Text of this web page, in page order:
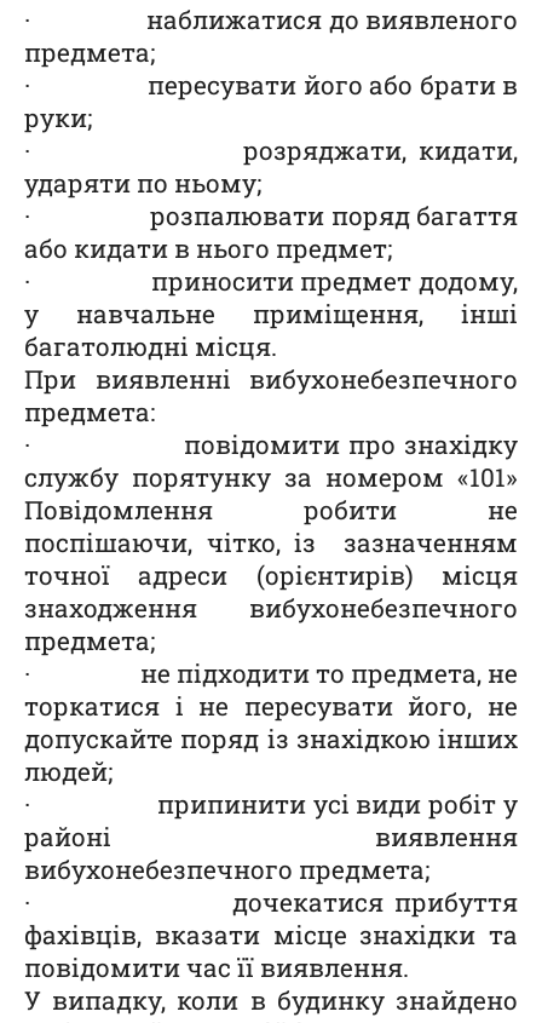
· наближатися до виявленого
предмета;
· пересувати його або брати в
руки;
· розряджати, кидати,
ударяти по ньому;
· розпалювати поряд багаття
або кидати в нього предмет;
· приносити предмет додому,
у навчальне приміщення, інші
багатолюдні місця.
При виявленні вибухонебезпечного
предмета:
· повідомити про знахідку
службу порятунку за номером «101»
Повідомлення робити не
поспішаючи, чітко, із зазначенням
точної адреси (орієнтирів) місця
знаходження вибухонебезпечного
предмета;
· не підходити то предмета, не
торкатися і не пересувати його, не
допускайте поряд із знахідкою інших
людей;
· припинити усі види робіт у
районі виявлення
вибухонебезпечного предмета;
· дочекатися прибуття
фахівців, вказати місце знахідки та
повідомити час її виявлення.
У випадку, коли в будинку знайдено